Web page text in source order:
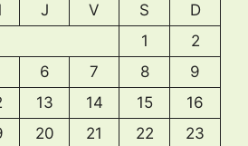
J V S
D
1
2
6 7 8
9
13 14 15
16
20 21 22
23